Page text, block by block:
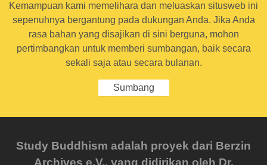
Kemampuan kami memelihara dan meluaskan situsweb ini
sepenuhnya bergantung pada dukungan Anda. Jika Anda
rasa bahan yang disajikan di sini berguna, mohon
pertimbangkan untuk memberi sumbangan, baik secara
sekali saja atau secara bulanan.
Sumbang
Study Buddhism adalah proyek dari Berzin
Archives e.V., yang didirikan oleh Dr.